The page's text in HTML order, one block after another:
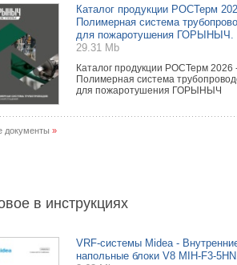
Каталог продукции РОСТерм
Полимерная система
для пожаротушения ГОРЫНЫЧ.
29.31 Mb
Каталог продукции РОСТерм 2026
Полимерная система
для пожаротушения ГОРЫНЫЧ
документы »
в инструкциях
VRF-системы Midea -
напольные блоки V8 MIH-F3-5HN.